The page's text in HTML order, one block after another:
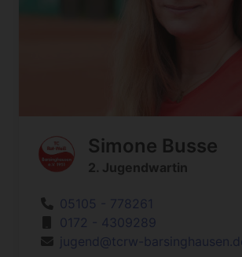
Simone Busse
2. Jugendwartin
05105 - 778261
0172 - 4309289
jugend@tcrw-